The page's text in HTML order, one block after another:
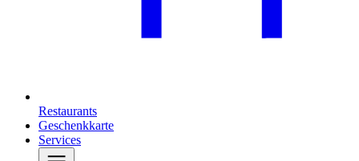
Restaurants
Geschenkkarte
Services